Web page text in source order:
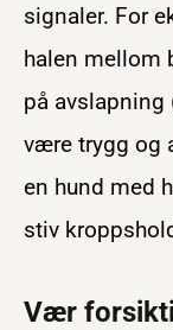
signaler. For
halen mellom
på avslapning
være trygg og
en hund med
stiv
Vær